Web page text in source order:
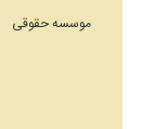
موسسه حقوقی